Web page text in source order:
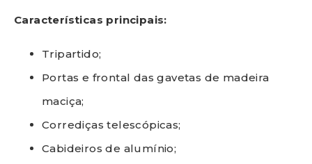
Características principais:
Tripartido;
Portas e frontal das gavetas de madeira
maciça;
Corrediças telescópicas;
Cabideiros de alumínio;